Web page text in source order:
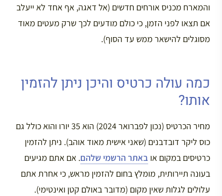
והמארח מכניס אורחים חדשים (אל דאגה, אף אחד לא ייעלב
אם תצאו לפני הזמן, כי כולם מודעים לכך שרק מעטים מאוד
מסוגלים להישאר ממש עד הסוף).
כמה עולה כרטיס והיכן ניתן להזמין
אותו?
מחיר הכרטיס (נכון לפברואר 2024) הוא 35 יורו והוא כולל גם
כוס ליקר דובדבנים (שאני אישית מאוד אוהב). ניתן להזמין
כרטיסים במקום או באתר הרשמי שלהם. אם אתם מגיעים
בעונה תיירותית, מומלץ בחום להזמין מראש, כי אחרת אתם
עלולים לגלות שאין מקום (מדובר באולם קטן ואינטימי).